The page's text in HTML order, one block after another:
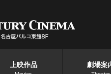
上映作品 劇場案